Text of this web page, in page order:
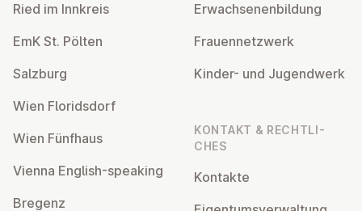
Ried im Innkreis
EmK St. Pölten
Salzburg
Wien Flo­rids­dorf
Wien Fünfhaus
Vienna English-speaking
Bregenz
Er­wach­se­nen­bil­dung
Frau­en­netz­werk
Kinder- und Ju­gend­werk
KONTAKT & RECHT­LI­
CHES
Kontakte